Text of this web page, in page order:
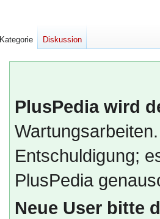
PlusPedia wird
Entschuldigung;
PlusPedia
Neue User bitte
Kategorie Diskussion